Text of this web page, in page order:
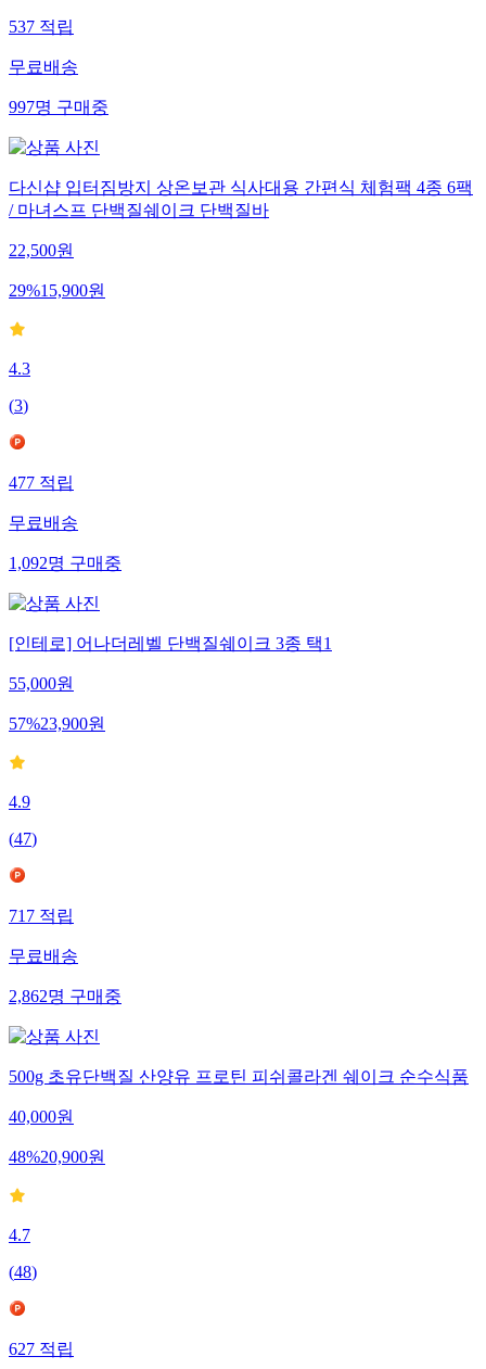
537적립
무료배송
997명구매중
다신샵 입터짐방지 상온보관 식사대용 간편식 체험팩 4종 6팩
/ 마녀스프 단백질쉐이크 단백질바
22,500원
29%15,900원
4.3
(3)
477적립
무료배송
1,092명구매중
[인테로] 어나더레벨 단백질쉐이크 3종 택1
55,000원
57%23,900원
4.9
(47)
717적립
무료배송
2,862명구매중
500g 초유단백질 산양유 프로틴 피쉬콜라겐 쉐이크 순수식품
40,000원
48%20,900원
4.7
(48)
627적립